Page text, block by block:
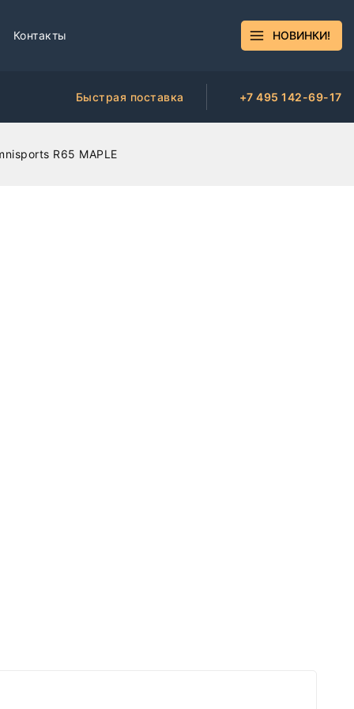
Контакты НОВИНКИ!
Быстрая поставка +7 495 142-69-17
R65 MAPLE